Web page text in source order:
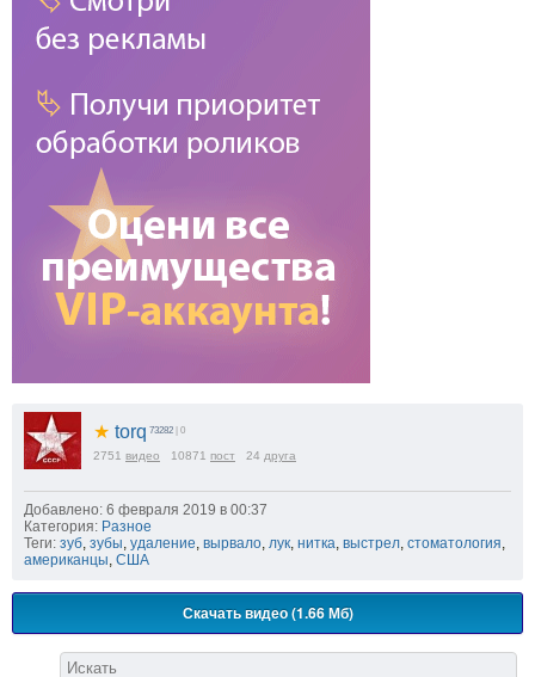
★ torq 73282 | 0
2751 видео 10871 пост 24 друга
Добавлено: 6 февраля 2019 в 00:37
Категория: Разное
Теги: зуб, зубы, удаление, вырвало, лук, нитка, выстрел, стоматология,
американцы, США
Скачать видео (1.66 Мб)